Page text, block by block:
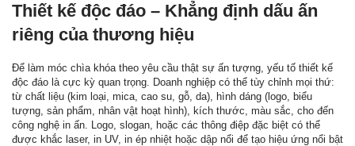
Thiết kế độc đáo – Khẳng định dấu ấn
riêng của thương hiệu
Để làm móc chìa khóa theo yêu cầu thật sự ấn tượng, yếu tố thiết kế
độc đáo là cực kỳ quan trọng. Doanh nghiệp có thể tùy chỉnh mọi thứ:
từ chất liệu (kim loại, mica, cao su, gỗ, da), hình dáng (logo, biểu
tượng, sản phẩm, nhân vật hoạt hình), kích thước, màu sắc, cho đến
công nghệ in ấn. Logo, slogan, hoặc các thông điệp đặc biệt có thể
được khắc laser, in UV, in ép nhiệt hoặc dập nổi để tạo hiệu ứng nổi bật